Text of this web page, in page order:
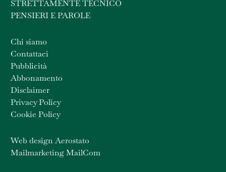
STRETTAMENTE TECNICO
PENSIERI E PAROLE
Chi siamo
Contattaci
Pubblicità
Abbonamento
Disclaimer
Privacy Policy
Cookie Policy
Web design Aerostato
Mailmarketing MailCom